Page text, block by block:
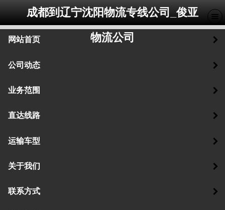
成都到辽宁沈阳物流专线公司_俊亚
物流公司
网站首页
公司动态
业务范围
直达线路
运输车型
关于我们
联系方式